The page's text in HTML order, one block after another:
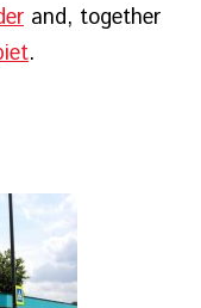
and, together
.